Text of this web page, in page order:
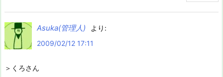
Asuka(管理人)
より:
2009/02/12 17:11
＞くろさん